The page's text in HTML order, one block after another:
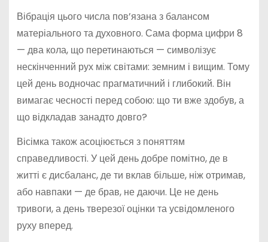
Вібрація цього числа пов’язана з балансом
матеріального та духовного. Сама форма цифри 8
— два кола, що перетинаються — символізує
нескінченний рух між світами: земним і вищим. Тому
цей день водночас прагматичний і глибокий. Він
вимагає чесності перед собою: що ти вже здобув, а
що відкладав занадто довго?
Вісімка також асоціюється з поняттям
справедливості. У цей день добре помітно, де в
житті є дисбаланс, де ти вклав більше, ніж отримав,
або навпаки — де брав, не даючи. Це не день
тривоги, а день тверезої оцінки та усвідомленого
руху вперед.